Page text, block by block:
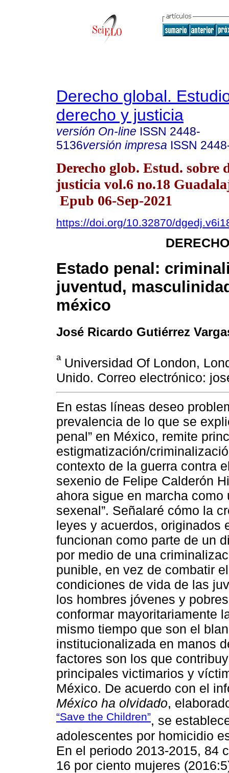
Derecho global.
derecho y justicia
versión On-line ISSN 2448-
5136versión impresa ISSN
Derecho glob. Estud. sobre
justicia vol.6 no.18
Epub 06-Sep-2021
https://doi.org/10.32870/
Estado penal:
juventud,
méxico
José Ricardo Gutiérrez
aUniversidad Of London,
Unido. Correo electrónico:
En estas líneas deseo
prevalencia de lo que se
penal” en México, remite
estigmatización/
contexto de la guerra contra
sexenio de Felipe Calderón
ahora sigue en marcha como
sexenal”. Señalaré cómo la
leyes y acuerdos, originados
funcionan como parte de un
por medio de una
punible, en vez de combatir
condiciones de vida de las
los hombres jóvenes y
conformar mayoritariamente
mismo tiempo que son el
institucionalizada en manos
factores son los que
principales victimarios y
México. De acuerdo con el
México ha olvidado,
“Save the Children”, se
adolescentes por homicidio
En el periodo 2013-2015, 84
16 por ciento mujeres